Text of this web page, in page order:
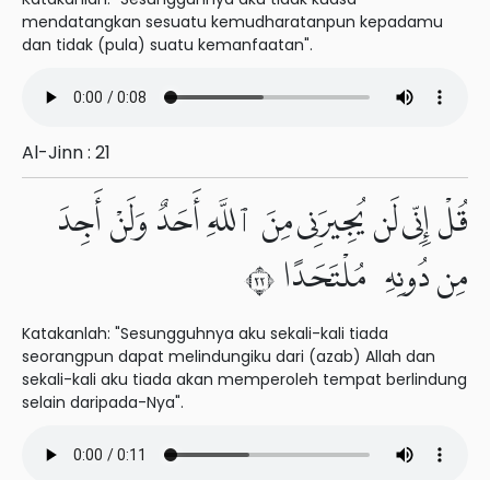
mendatangkan sesuatu kemudharatanpun kepadamu
dan tidak (pula) suatu kemanfaatan".
Al-Jinn : 21
قُلْ إِنِّى لَن يُجِيرَنِى مِنَ ٱللَّهِ أَحَدٌ وَلَنْ أَجِدَ
مِن دُونِهِۦ مُلْتَحَدًا ٢٢
Katakanlah: "Sesungguhnya aku sekali-kali tiada
seorangpun dapat melindungiku dari (azab) Allah dan
sekali-kali aku tiada akan memperoleh tempat berlindung
selain daripada-Nya".